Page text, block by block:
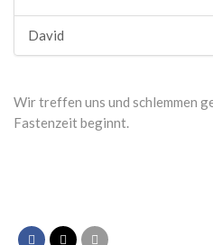
David
Wir treffen uns und schlemmen
Fastenzeit beginnt.